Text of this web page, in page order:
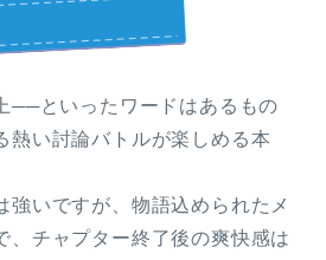
──といったワードはあるもの
熱い討論バトルが楽しめる本
強いですが、物語込められたメ
、チャプター終了後の爽快感は